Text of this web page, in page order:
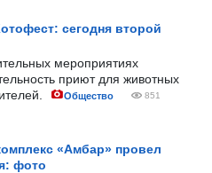
сегодня второй
мероприятиях
приют для животных
Общество 851
«Амбар» провел
фото